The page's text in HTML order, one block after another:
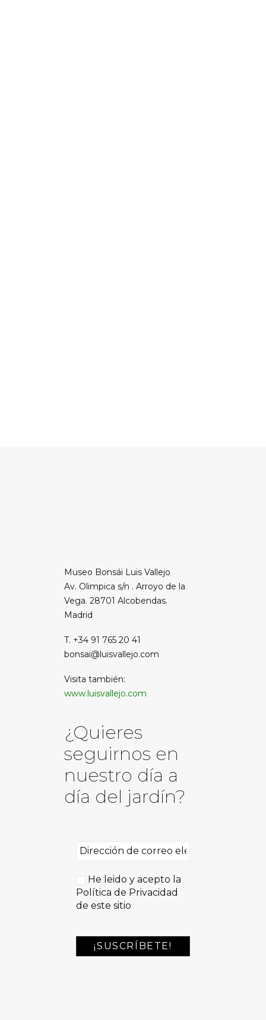
Museo Bonsái Luis Vallejo
Av. Olimpica s/n . Arroyo de la
Vega. 28701 Alcobendas.
Madrid
T. +34 91 765 20 41
bonsai@luisvallejo.com
Visita también:
www.luisvallejo.com
¿Quieres
seguirnos en
nuestro día a
día del jardín?
He leido y acepto la
Política de Privacidad
de este sitio